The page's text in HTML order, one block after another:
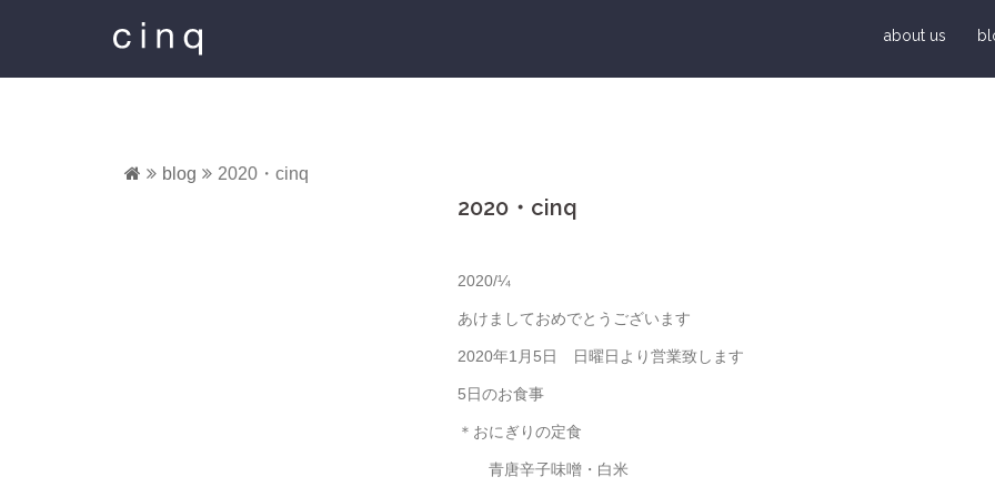
about us
blog 2020・cinq
2020・cinq
2020/¼
あけましておめでとうございます
2020年1月5日 日曜日より営業致します
5日のお食事
＊おにぎりの定食
青唐辛子味噌・白米